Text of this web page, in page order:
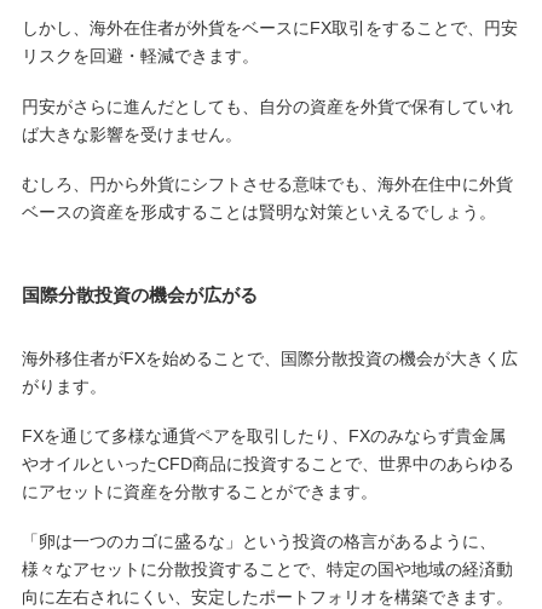
しかし、海外在住者が外貨をベースにFX取引をすることで、円安
リスクを回避・軽減できます。
円安がさらに進んだとしても、自分の資産を外貨で保有していれ
ば大きな影響を受けません。
むしろ、円から外貨にシフトさせる意味でも、海外在住中に外貨
ベースの資産を形成することは賢明な対策といえるでしょう。
国際分散投資の機会が広がる
海外移住者がFXを始めることで、国際分散投資の機会が大きく広
がります。
FXを通じて多様な通貨ペアを取引したり、FXのみならず貴金属
やオイルといったCFD商品に投資することで、世界中のあらゆる
にアセットに資産を分散することができます。
「卵は一つのカゴに盛るな」という投資の格言があるように、
様々なアセットに分散投資することで、特定の国や地域の経済動
向に左右されにくい、安定したポートフォリオを構築できます。